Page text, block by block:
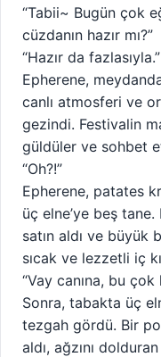
“Tabii~ Bugün çok
cüzdanın hazır mı?”
“Hazır da fazlasıyla.”
Epherene,
canlı atmosferi ve
gezindi. Festivalin
güldüler ve sohbet
“Oh?!”
Epherene, patates
üç elne’ye beş
satın aldı ve büyük
sıcak ve lezzetli iç
“Vay canına, bu
Sonra, tabakta üç
tezgah gördü. Bir
aldı, ağzını